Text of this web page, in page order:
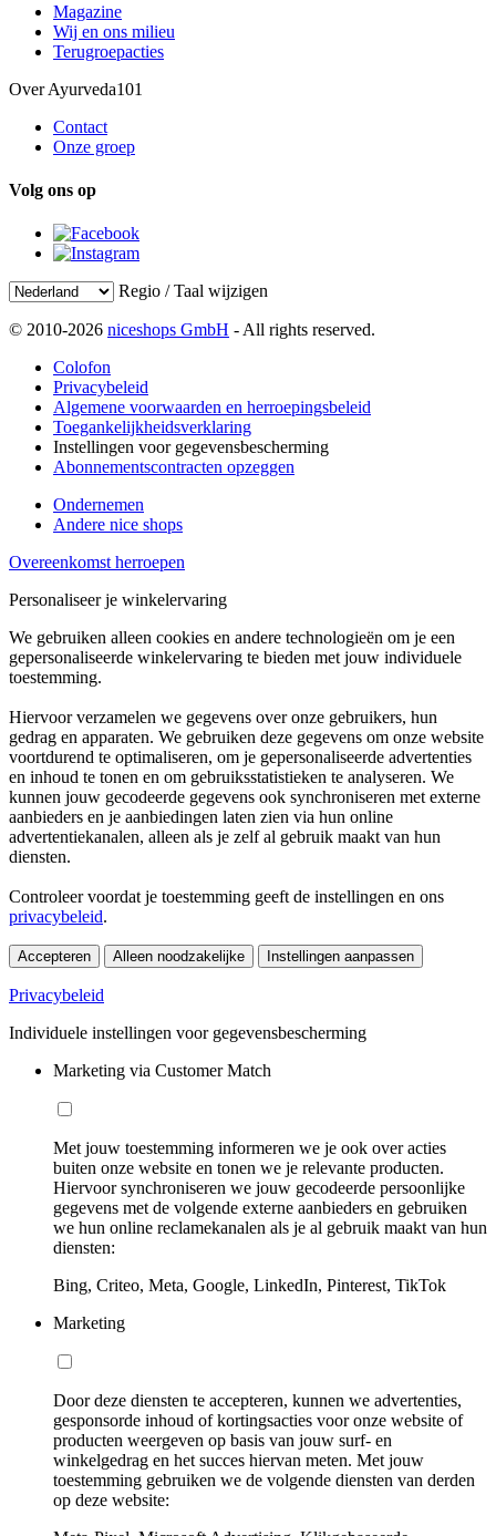
Magazine
Wij en ons milieu
Terugroepacties
Over Ayurveda101
Contact
Onze groep
Volg ons op
Regio / Taal wijzigen
© 2010-2026 niceshops GmbH - All rights reserved.
Colofon
Privacybeleid
Algemene voorwaarden en herroepingsbeleid
Toegankelijkheidsverklaring
Instellingen voor gegevensbescherming
Abonnementscontracten opzeggen
Ondernemen
Andere nice shops
Overeenkomst herroepen
Personaliseer je winkelervaring
We gebruiken alleen cookies en andere technologieën om je een
gepersonaliseerde winkelervaring te bieden met jouw individuele
toestemming.
Hiervoor verzamelen we gegevens over onze gebruikers, hun
gedrag en apparaten. We gebruiken deze gegevens om onze website
voortdurend te optimaliseren, om je gepersonaliseerde advertenties
en inhoud te tonen en om gebruiksstatistieken te analyseren. We
kunnen jouw gecodeerde gegevens ook synchroniseren met externe
aanbieders en je aanbiedingen laten zien via hun online
advertentiekanalen, alleen als je zelf al gebruik maakt van hun
diensten.
Controleer voordat je toestemming geeft de instellingen en ons
privacybeleid.
Accepteren Alleen noodzakelijke Instellingen aanpassen
Privacybeleid
Individuele instellingen voor gegevensbescherming
Marketing via Customer Match
Met jouw toestemming informeren we je ook over acties
buiten onze website en tonen we je relevante producten.
Hiervoor synchroniseren we jouw gecodeerde persoonlijke
gegevens met de volgende externe aanbieders en gebruiken
we hun online reclamekanalen als je al gebruik maakt van hun
diensten:
Bing, Criteo, Meta, Google, LinkedIn, Pinterest, TikTok
Marketing
Door deze diensten te accepteren, kunnen we advertenties,
gesponsorde inhoud of kortingsacties voor onze website of
producten weergeven op basis van jouw surf- en
winkelgedrag en het succes hiervan meten. Met jouw
toestemming gebruiken we de volgende diensten van derden
op deze website: